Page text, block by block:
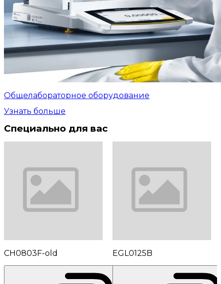
Общелабораторное оборудование
Узнать больше
Специально для вас
CH0803F-old EGL0125B